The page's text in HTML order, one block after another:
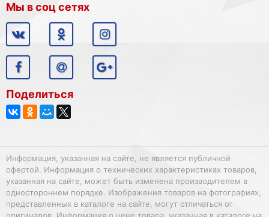
Мы в соц сетях
Поделиться
Информация, указанная на сайте, не является публичной
офертой. Информация о технических характеристиках товаров,
указанная на сайте, может быть изменена производителем в
одностороннем порядке. Изображения товаров на фотографиях,
представленных в каталоге на сайте, могут отличаться от